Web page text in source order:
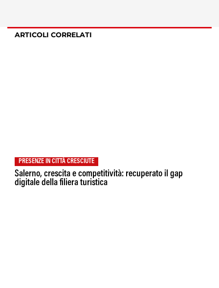
ARTICOLI CORRELATI
PRESENZE IN CITTÀ CRESCIUTE
Salerno, crescita e competitività: recuperato il gap
digitale della filiera turistica